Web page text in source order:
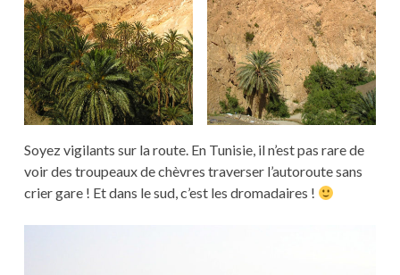
Soyez vigilants sur la route. En Tunisie, il n’est pas rare de
voir des troupeaux de chèvres traverser l’autoroute sans
crier gare ! Et dans le sud, c’est les dromadaires !